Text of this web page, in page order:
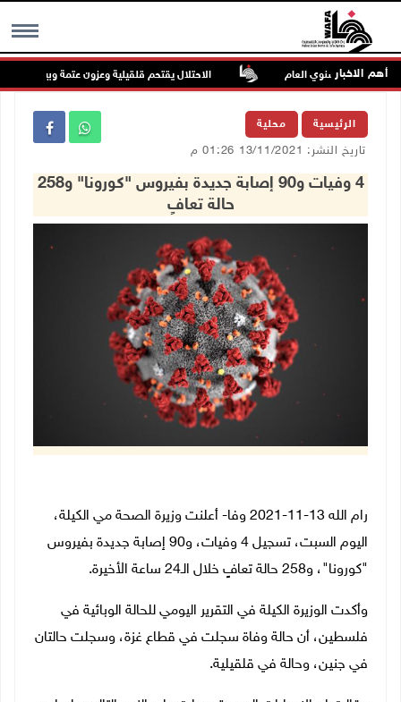
MENU أهم الاخبار
معدلها السنوي العام الاحتلال يقتحم قلقيلية وعزون عتمة وبيت أمين
الرئيسية محلية
تاريخ النشر: 13/11/2021 01:26 م
4 وفيات و90 إصابة جديدة بفيروس "كورونا" و258
حالة تعافٍ
رام الله 13-11-2021 وفا- أعلنت وزيرة الصحة مي الكيلة،
اليوم السبت، تسجيل 4 وفيات، و90 إصابة جديدة بفيروس
"كورونا"، و258 حالة تعافٍ خلال الـ24 ساعة الأخيرة.
وأكدت الوزيرة الكيلة في التقرير اليومي للحالة الوبائية في
فلسطين، أن حالة وفاة سجلت في قطاع غزة، وسجلت حالتان
في جنين، وحالة في قلقيلية.